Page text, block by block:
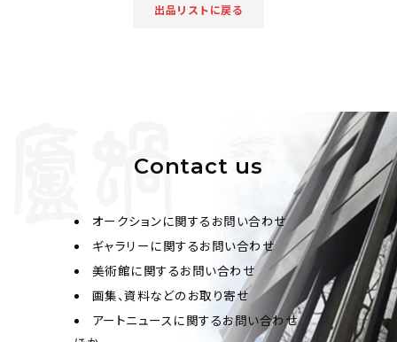
出品リストに戻る
Contact us
オークションに関するお問い合わせ
ギャラリーに関するお問い合わせ
美術館に関するお問い合わせ
画集、資料などのお取り寄せ
アートニュースに関するお問い合わせ